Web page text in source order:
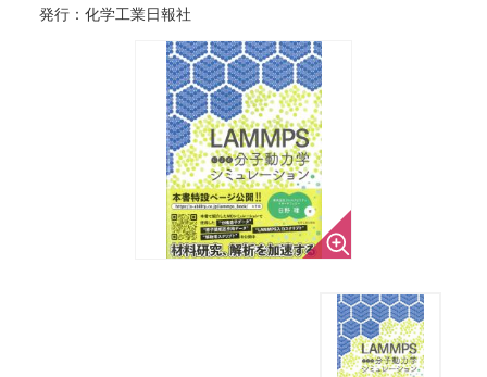
発行：化学工業日報社